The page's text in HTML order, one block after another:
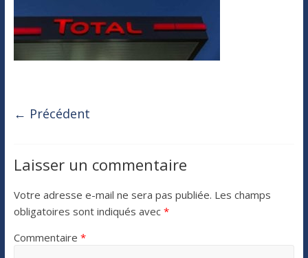
← Précédent
Laisser un commentaire
Votre adresse e-mail ne sera pas publiée. Les champs
obligatoires sont indiqués avec *
Commentaire *